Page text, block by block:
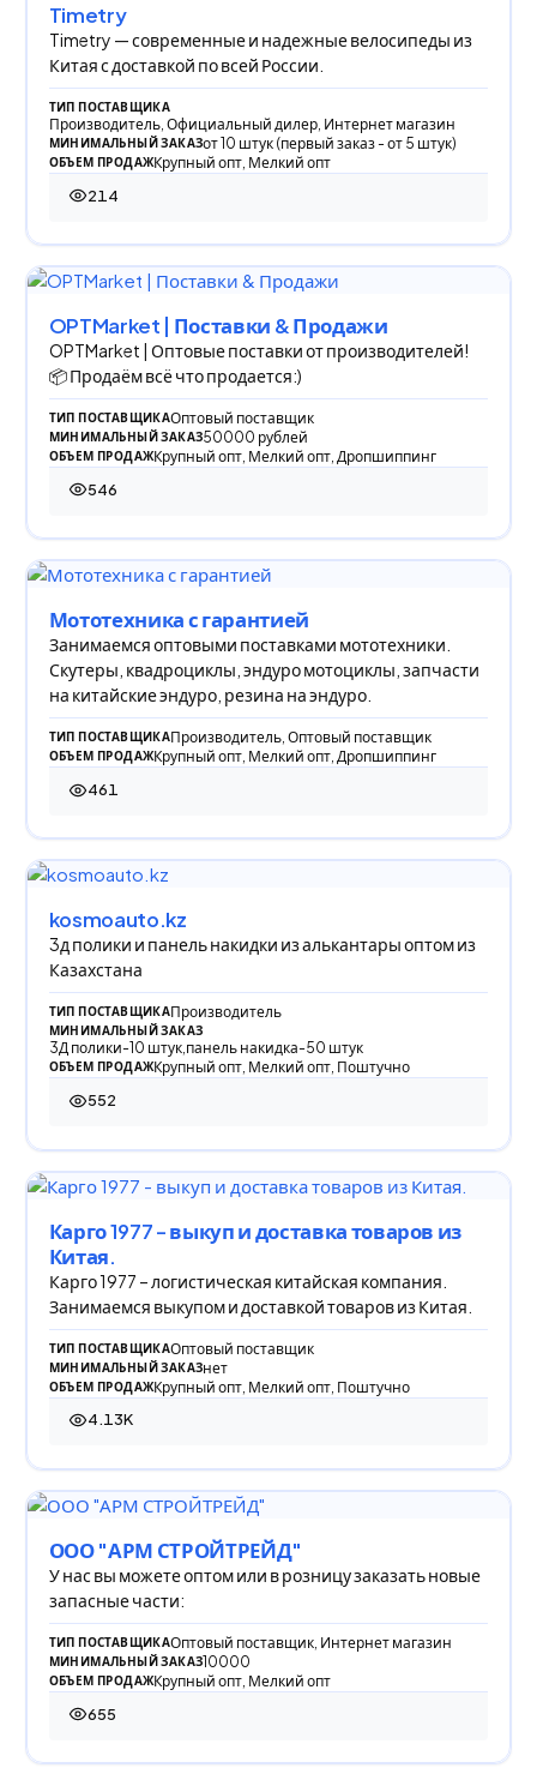
Timetry
Timetry — современные и надежные велосипеды из
Китая с доставкой по всей России.
ТИП ПОСТАВЩИКА
Производитель, Официальный дилер, Интернет магазин
МИНИМАЛЬНЫЙ ЗАКАЗот 10 штук (первый заказ - от 5 штук)
ОБЪЕМ ПРОДАЖКрупный опт, Мелкий опт
214
214 просмотров
OPTMarket | Поставки & Продажи
OPTMarket | Оптовые поставки от производителей!
📦 Продаём всё что продается:)
ТИП ПОСТАВЩИКАОптовый поставщик
МИНИМАЛЬНЫЙ ЗАКАЗ50000 рублей
ОБЪЕМ ПРОДАЖКрупный опт, Мелкий опт, Дропшиппинг
546
546 просмотров
Мототехника с гарантией
Занимаемся оптовыми поставками мототехники.
Скутеры, квадроциклы, эндуро мотоциклы, запчасти
на китайские эндуро, резина на эндуро.
ТИП ПОСТАВЩИКАПроизводитель, Оптовый поставщик
ОБЪЕМ ПРОДАЖКрупный опт, Мелкий опт, Дропшиппинг
461
461 просмотр
kosmoauto.kz
3д полики и панель накидки из алькантары оптом из
Казахстана
ТИП ПОСТАВЩИКАПроизводитель
МИНИМАЛЬНЫЙ ЗАКАЗ
3Д полики-10 штук,панель накидка-50 штук
ОБЪЕМ ПРОДАЖКрупный опт, Мелкий опт, Поштучно
552
552 просмотра
Карго 1977 - выкуп и доставка товаров из
Китая.
Карго 1977 – логистическая китайская компания.
Занимаемся выкупом и доставкой товаров из Китая.
ТИП ПОСТАВЩИКАОптовый поставщик
МИНИМАЛЬНЫЙ ЗАКАЗнет
ОБЪЕМ ПРОДАЖКрупный опт, Мелкий опт, Поштучно
4.13K
4 130 просмотров
ООО "АРМ СТРОЙТРЕЙД"
У нас вы можете оптом или в розницу заказать новые
запасные части:
ТИП ПОСТАВЩИКАОптовый поставщик, Интернет магазин
МИНИМАЛЬНЫЙ ЗАКАЗ10000
ОБЪЕМ ПРОДАЖКрупный опт, Мелкий опт
655
655 просмотров